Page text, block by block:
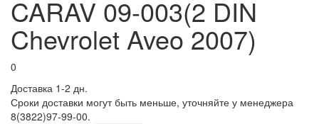
CARAV 09-003(2 DIN
Chevrolet Aveo 2007)
0
Доставка 1-2 дн.
Сроки доставки могут быть меньше, уточняйте у менеджера
8(3822)97-99-00.